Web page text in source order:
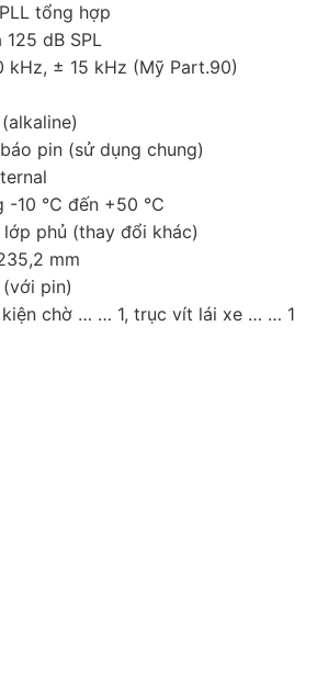
tổng hợp
dB SPL
± 15 kHz (Mỹ Part.90)
pin (sử dụng chung)
-10 ℃ đến +50 ℃
lớp phủ (thay đổi khác)
mm
pin)
kiện chờ … … 1, trục vít lái xe … … 1